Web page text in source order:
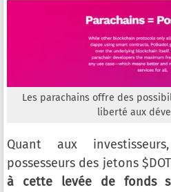
Les parachains offre des
liberté aux
Quant aux
possesseurs des jetons
à cette levée de fonds